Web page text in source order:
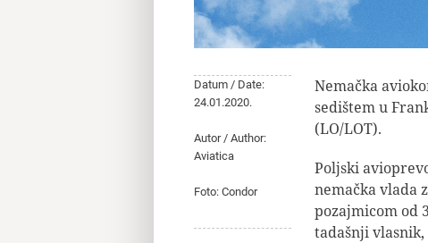
Datum / Date:
24.01.2020.
Autor / Author:
Aviatica
Foto: Condor
Nemačka
sedištem u
(LO/LOT).
Poljski
nemačka vlada
pozajmicom od
tadašnji